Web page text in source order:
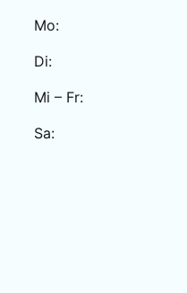
Mo:
Di:
Mi – Fr:
Sa: